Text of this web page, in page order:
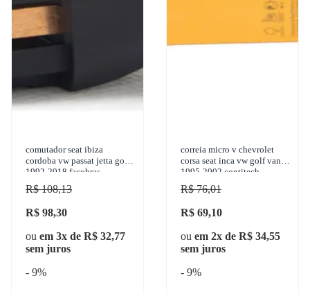
comutador seat ibiza
cordoba vw passat jetta golf
1992-2018 facobras -
940.1206
R$ 108,13
R$ 98,30
ou em 3x de R$ 32,77
sem juros
- 9%
correia micro v chevrolet
corsa seat inca vw golf van
1995-2002 contitech -
6pk0895
R$ 76,01
R$ 69,10
ou em 2x de R$ 34,55
sem juros
- 9%